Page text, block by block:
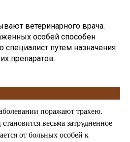
ветеринарного врача.
особей способен
специалист путем назначения
препаратов.
поражают трахею.
весьма затрудненное
от больных особей к